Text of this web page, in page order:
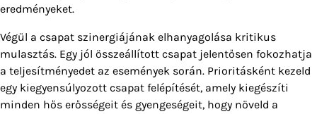
eredményeket.
Végül a csapat szinergiájának elhanyagolása kritikus
mulasztás. Egy jól összeállított csapat jelentősen fokozhatja
a teljesítményedet az események során. Prioritásként kezeld
egy kiegyensúlyozott csapat felépítését, amely kiegészíti
minden hős erősségeit és gyengeségeit, hogy növeld a